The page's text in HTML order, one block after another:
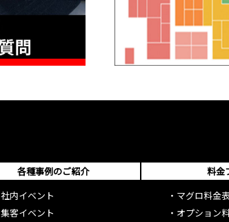
各種事例のご紹介
社内イベント
集客イベント
料金
・ マグロ料金
・ オプション